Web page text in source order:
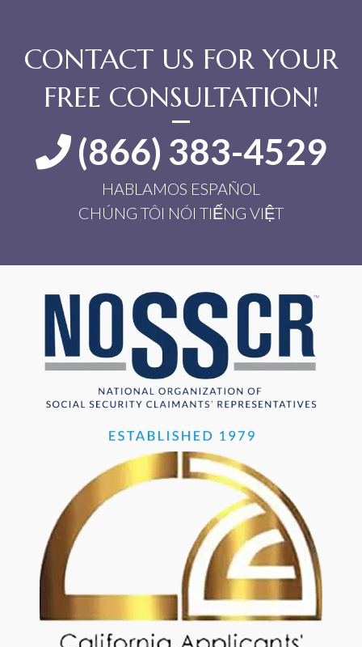
CONTACT US FOR YOUR
FREE CONSULTATION!
(866) 383-4529
HABLAMOS ESPAÑOL
CHÚNG TÔI NÓI TIẾNG VIỆT